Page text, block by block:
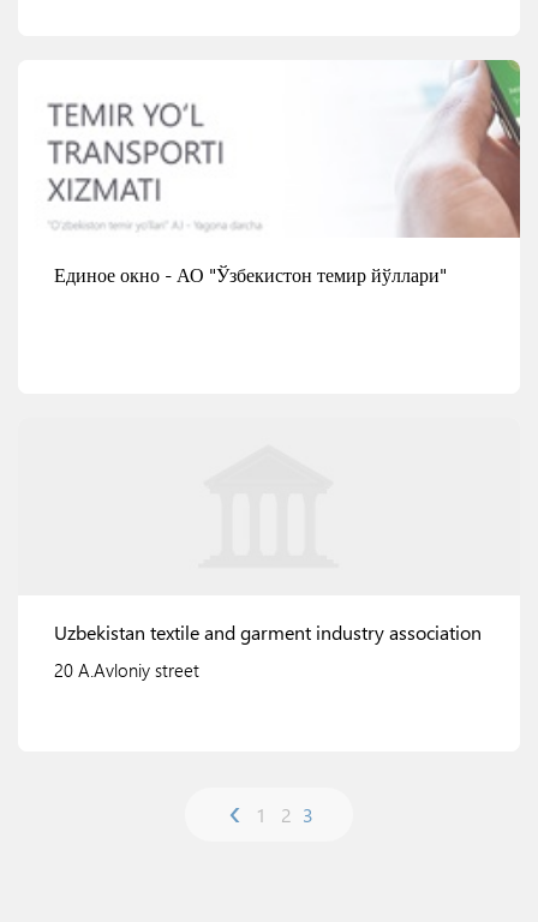
Единое окно - АО "Ўзбекистон темир йўллари"
Uzbekistan textile and garment industry association
20 A.Avloniy street
‹ 1 2 3